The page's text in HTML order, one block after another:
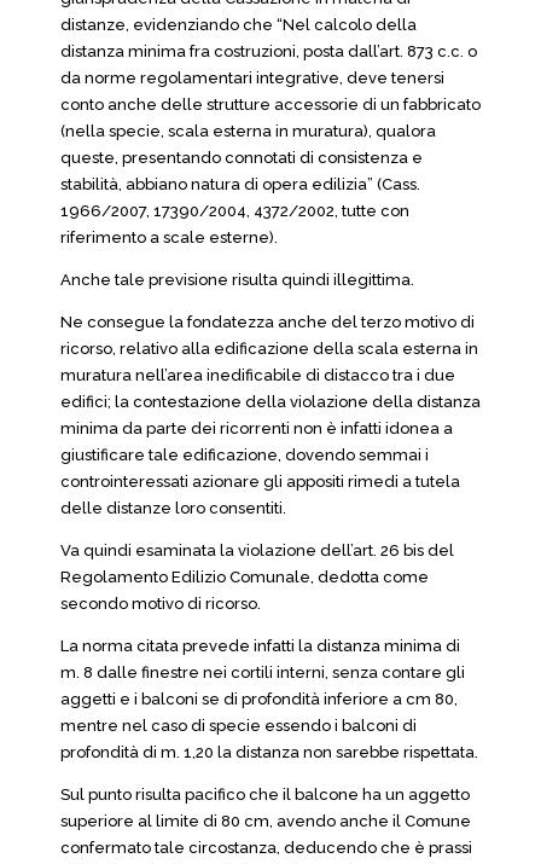
distanze, evidenziando che “Nel calcolo della
distanza minima fra costruzioni, posta dall’art. 873 c.c. o
da norme regolamentari integrative, deve tenersi
conto anche delle strutture accessorie di un fabbricato
(nella specie, scala esterna in muratura), qualora
queste, presentando connotati di consistenza e
stabilità, abbiano natura di opera edilizia” (Cass.
1966/2007, 17390/2004, 4372/2002, tutte con
riferimento a scale esterne).
Anche tale previsione risulta quindi illegittima.
Ne consegue la fondatezza anche del terzo motivo di
ricorso, relativo alla edificazione della scala esterna in
muratura nell’area inedificabile di distacco tra i due
edifici; la contestazione della violazione della distanza
minima da parte dei ricorrenti non è infatti idonea a
giustificare tale edificazione, dovendo semmai i
controinteressati azionare gli appositi rimedi a tutela
delle distanze loro consentiti.
Va quindi esaminata la violazione dell’art. 26 bis del
Regolamento Edilizio Comunale, dedotta come
secondo motivo di ricorso.
La norma citata prevede infatti la distanza minima di
m. 8 dalle finestre nei cortili interni, senza contare gli
aggetti e i balconi se di profondità inferiore a cm 80,
mentre nel caso di specie essendo i balconi di
profondità di m. 1,20 la distanza non sarebbe rispettata.
Sul punto risulta pacifico che il balcone ha un aggetto
superiore al limite di 80 cm, avendo anche il Comune
confermato tale circostanza, deducendo che è prassi